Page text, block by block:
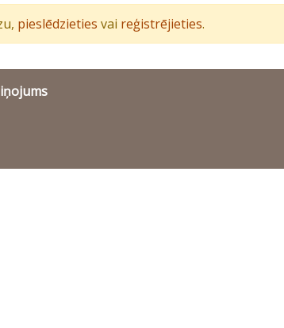
pieslēdzieties vai reģistrējieties.